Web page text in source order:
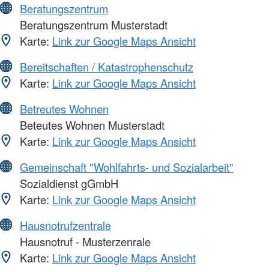
Beratungszentrum
Beratungszentrum Musterstadt
Karte: Link zur Google Maps Ansicht
Bereitschaften / Katastrophenschutz
Karte: Link zur Google Maps Ansicht
Betreutes Wohnen
Beteutes Wohnen Musterstadt
Karte: Link zur Google Maps Ansicht
Gemeinschaft "Wohlfahrts- und Sozialarbeit"
Sozialdienst gGmbH
Karte: Link zur Google Maps Ansicht
Hausnotrufzentrale
Hausnotruf - Musterzenrale
Karte: Link zur Google Maps Ansicht